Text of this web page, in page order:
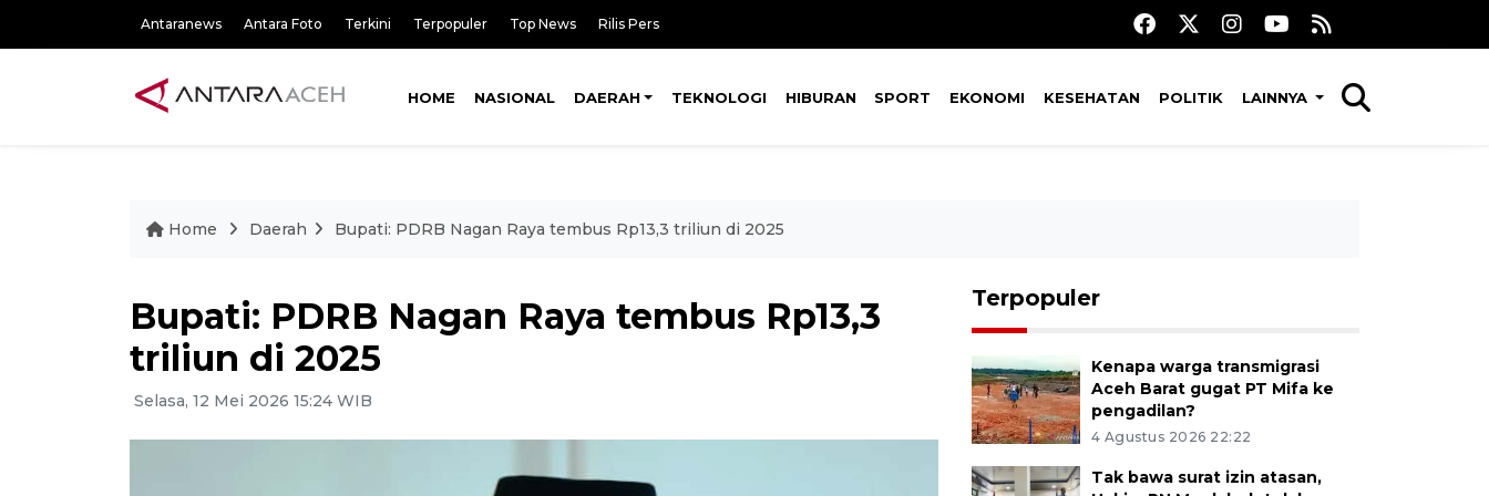
Antaranews Antara Foto Terkini Terpopuler Top News Rilis Pers
HOME NASIONAL DAERAH TEKNOLOGI HIBURAN SPORT EKONOMI KESEHATAN POLITIK LAINNYA
Home Daerah Bupati: PDRB Nagan Raya tembus Rp13,3 triliun di 2025
Bupati: PDRB Nagan Raya tembus Rp13,3
triliun di 2025
Selasa, 12 Mei 2026 15:24 WIB
Terpopuler
Kenapa warga transmigrasi
Aceh Barat gugat PT Mifa ke
pengadilan?
4 Agustus 2026 22:22
Tak bawa surat izin atasan,